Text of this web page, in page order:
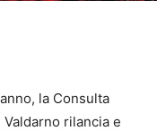
la Consulta
rilancia e